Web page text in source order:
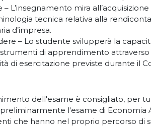
L’insegnamento mira all’acquisizione
tecnica relativa alla
d’impresa.
– Lo studente svilupperà la
di apprendimento attraverso
di esercitazione previste durante il
dell'esame è consigliato, per
l'esame di Economia
che hanno nel proprio percorso di